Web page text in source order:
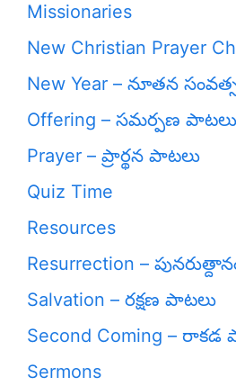
Missionaries
New Christian Prayer
New Year – నూతన
Offering – సమర్పణ పాటలు
Prayer – ప్రార్థన పాటలు
Quiz Time
Resources
Resurrection –
Salvation – రక్షణ పాటలు
Second Coming – రాకడ
Sermons